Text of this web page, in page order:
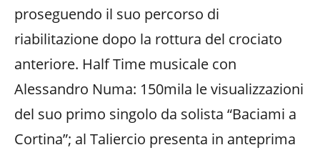
proseguendo il suo percorso di
riabilitazione dopo la rottura del crociato
anteriore. Half Time musicale con
Alessandro Numa: 150mila le visualizzazioni
del suo primo singolo da solista “Baciami a
Cortina”; al Taliercio presenta in anteprima